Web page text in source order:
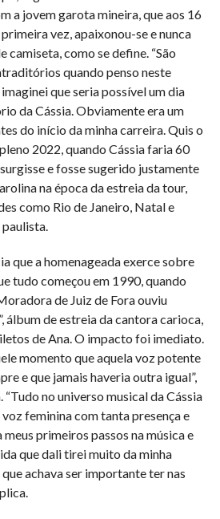
a jovem garota mineira, que aos 16
vez, apaixonou-se e nunca
camiseta, como se define. “São
quando penso neste
que seria possível um dia
da Cássia. Obviamente era um
do início da minha carreira. Quis o
2022, quando Cássia faria 60
e fosse sugerido justamente
na época da estreia da tour,
como Rio de Janeiro, Natal e
que a homenageada exerce sobre
tudo começou em 1990, quando
de Juiz de Fora ouviu
álbum de estreia da cantora carioca,
de Ana. O impacto foi imediato.
momento que aquela voz potente
e que jamais haveria outra igual”,
no universo musical da Cássia
feminina com tanta presença e
primeiros passos na música e
que dali tirei muito da minha
achava ser importante ter nas